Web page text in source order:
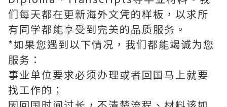
们每天都在更新海外文凭的样板，以求所
有同学都能享受到完美的品质服务。
*如果您遇到以下情况，我们都能竭诚为您
服务：
事业单位要求必须办理或者回国马上就要
找工作的；